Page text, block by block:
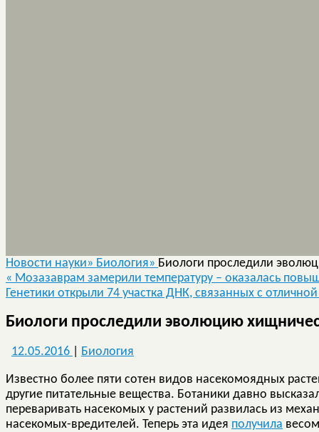
Новости науки» Биология» Биологи проследили
« Мозазаврам замерили температуру – оказалась
Генетики открыли 74 участка ДНК, связанных с
Биологи проследили эволюцию
12.05.2016 Биология
Известно более пяти сотен видов насекомоядных
другие питательные вещества. Ботаники давно
переваривать насекомых у растений развилась из
насекомых-вредителей. Теперь эта идея получила